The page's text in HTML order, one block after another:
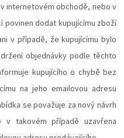
internetovém obchodě, nebo v
povinen dodat kupujícímu zboží
v případě, že kupujícímu bylo
objednávky podle těchto
kupujícího o chybě bez
na jeho emailovou adresu
se považuje za nový návrh
takovém případě uzavřena